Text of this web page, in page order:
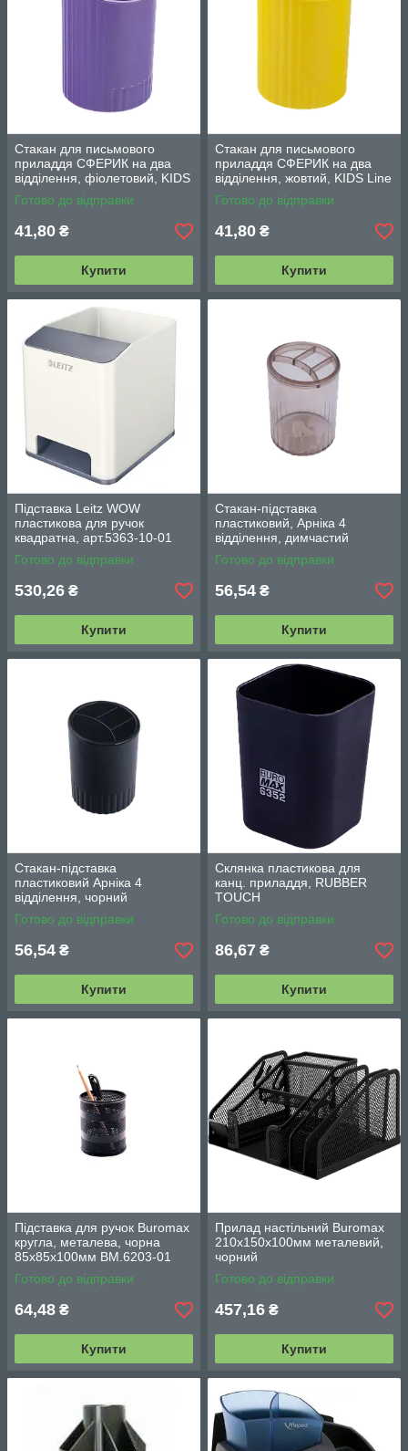
Стакан для письмового
приладдя СФЕРИК на два
відділення, фіолетовий, KIDS
Line (ZB.3000-07)
Готово до відправки
41,80 ₴
Купити
Стакан для письмового
приладдя СФЕРИК на два
відділення, жовтий, KIDS Line
(ZB.3000-08)
Готово до відправки
41,80 ₴
Купити
Підставка Leitz WOW
пластикова для ручок
квадратна, арт.5363-10-01
Готово до відправки
530,26 ₴
Купити
Стакан-підставка
пластиковий, Арніка 4
відділення, димчастий
Готово до відправки
56,54 ₴
Купити
Стакан-підставка
пластиковий Арніка 4
відділення, чорний
Готово до відправки
56,54 ₴
Купити
Склянка пластикова для
канц. приладдя, RUBBER
TOUCH
Готово до відправки
86,67 ₴
Купити
Підставка для ручок Buromax
кругла, металева, чорна
85х85х100мм BM.6203-01
Готово до відправки
64,48 ₴
Купити
Прилад настільний Buromax
210х150х100мм металевий,
чорний
Готово до відправки
457,16 ₴
Купити